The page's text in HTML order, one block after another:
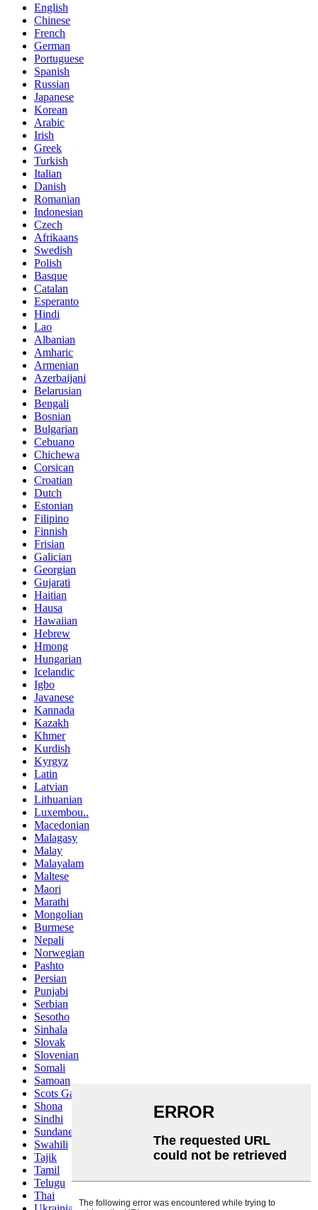
English
Chinese
French
German
Portuguese
Spanish
Russian
Japanese
Korean
Arabic
Irish
Greek
Turkish
Italian
Danish
Romanian
Indonesian
Czech
Afrikaans
Swedish
Polish
Basque
Catalan
Esperanto
Hindi
Lao
Albanian
Amharic
Armenian
Azerbaijani
Belarusian
Bengali
Bosnian
Bulgarian
Cebuano
Chichewa
Corsican
Croatian
Dutch
Estonian
Filipino
Finnish
Frisian
Galician
Georgian
Gujarati
Haitian
Hausa
Hawaiian
Hebrew
Hmong
Hungarian
Icelandic
Igbo
Javanese
Kannada
Kazakh
Khmer
Kurdish
Kyrgyz
Latin
Latvian
Lithuanian
Luxembou..
Macedonian
Malagasy
Malay
Malayalam
Maltese
Maori
Marathi
Mongolian
Burmese
Nepali
Norwegian
Pashto
Persian
Punjabi
Serbian
Sesotho
Sinhala
Slovak
Slovenian
Somali
Samoan
Scots Gaelic
Shona
Sindhi
Sundanese
Swahili
Tajik
Tamil
Telugu
Thai